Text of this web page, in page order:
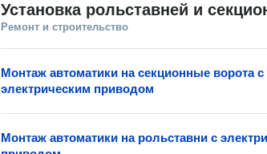
Установка рольставней и
Ремонт и строительство
Монтаж автоматики на секционные ворота с
электрическим приводом
Монтаж автоматики на рольставни с